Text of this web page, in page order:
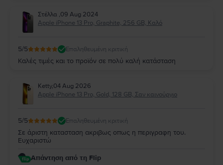
Στέλλα ,09 Aug 2024
Apple iPhone 13 Pro, Graphite, 256 GB, Καλό
5/5 Επαληθευμένη κριτική
Καλές τιμές και το προϊόν σε πολύ καλή κατάσταση
Ketty,04 Aug 2026
Apple iPhone 13 Pro, Gold, 128 GB, Σαν καινούργιο
5/5 Επαληθευμένη κριτική
Σε άριστη κατασταση ακριβως οπως η περιγραφη του.
Ευχαριστώ
Απάντηση από τη Flip